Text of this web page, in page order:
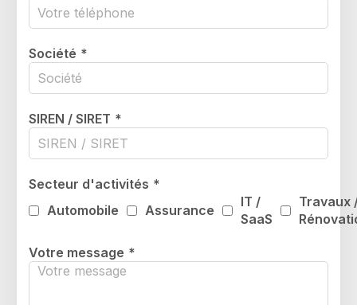
Société *
SIREN / SIRET *
Secteur d'activités *
Automobile
Assurance
IT /
SaaS
Travaux
Votre message *